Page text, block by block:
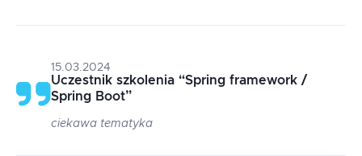
15.03.2024
Uczestnik szkolenia “Spring framework /
Spring Boot”
ciekawa tematyka